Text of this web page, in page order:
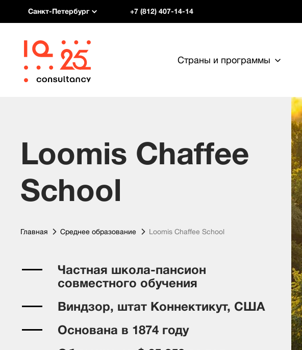
Санкт-Петербург +7 (812) 407-14-14
Страны и программы
Loomis Chaffee
School
Главная Среднее образование Loomis Chaffee School
Частная школа-пансион
совместного обучения
Виндзор, штат Коннектикут, США
Основана в 1874 году